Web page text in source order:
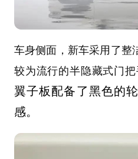
车身侧面，新车采用了整
较为流行的半隐藏式门
翼子板配备了黑色的
感。